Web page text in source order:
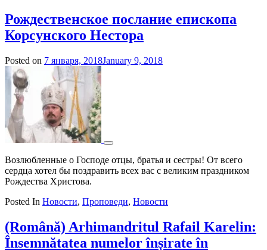
Рождественское послание епископа
Корсунского Нестора
Posted on 7 января, 2018January 9, 2018
Возлюбленные о Господе отцы, братья и сестры! От всего
сердца хотел бы поздравить всех вас с великим праздником
Рождества Христова.
Posted In Новости, Проповеди, Новости
(Română) Arhimandritul Rafail Karelin:
Însemnătatea numelor înșirate în